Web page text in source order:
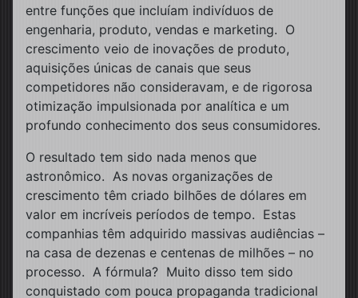
entre funções que incluíam indivíduos de
engenharia, produto, vendas e marketing. O
crescimento veio de inovações de produto,
aquisições únicas de canais que seus
competidores não consideravam, e de rigorosa
otimização impulsionada por analítica e um
profundo conhecimento dos seus consumidores.
O resultado tem sido nada menos que
astronômico. As novas organizações de
crescimento têm criado bilhões de dólares em
valor em incríveis períodos de tempo. Estas
companhias têm adquirido massivas audiências –
na casa de dezenas e centenas de milhões – no
processo. A fórmula? Muito disso tem sido
conquistado com pouca propaganda tradicional